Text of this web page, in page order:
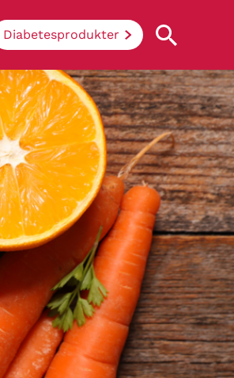
Diabetesprodukter
diabetes?
sjukdomen
socker och
till energi. Vid
kroppen av att
eller det insulin som